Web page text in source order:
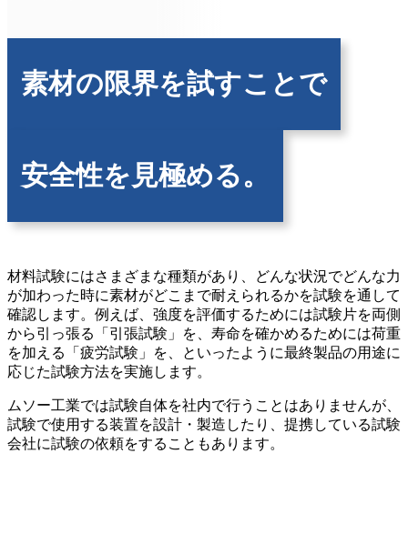
素材の限界を試すことで
安全性を見極める。
材料試験にはさまざまな種類があり、どんな状況でどんな力
が加わった時に素材がどこまで耐えられるかを試験を通して
確認します。例えば、強度を評価するためには試験片を両側
から引っ張る「引張試験」を、寿命を確かめるためには荷重
を加える「疲労試験」を、といったように最終製品の用途に
応じた試験方法を実施します。
ムソー工業では試験自体を社内で行うことはありませんが、
試験で使用する装置を設計・製造したり、提携している試験
会社に試験の依頼をすることもあります。